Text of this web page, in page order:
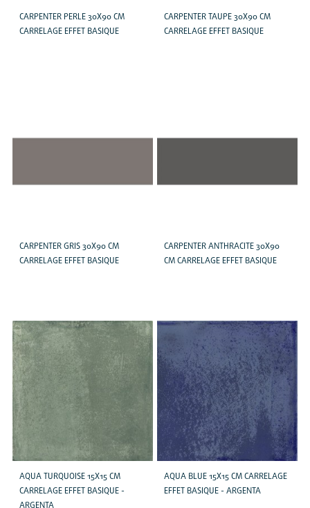
CARPENTER PERLE 30X90 CM
CARRELAGE EFFET BASIQUE
CARPENTER TAUPE 30X90 CM
CARRELAGE EFFET BASIQUE
CARPENTER GRIS 30X90 CM
CARRELAGE EFFET BASIQUE
CARPENTER ANTHRACITE 30X90
CM CARRELAGE EFFET BASIQUE
AQUA TURQUOISE 15X15 CM
CARRELAGE EFFET BASIQUE -
ARGENTA
AQUA BLUE 15X15 CM CARRELAGE
EFFET BASIQUE - ARGENTA